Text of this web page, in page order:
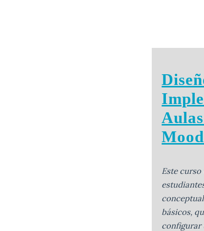
Este
básicos,
configurar